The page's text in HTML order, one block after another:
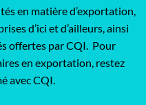
en matière d’exportation,
d’ici et d’ailleurs, ainsi
offertes par CQI. Pour
en exportation, restez
avec CQI.